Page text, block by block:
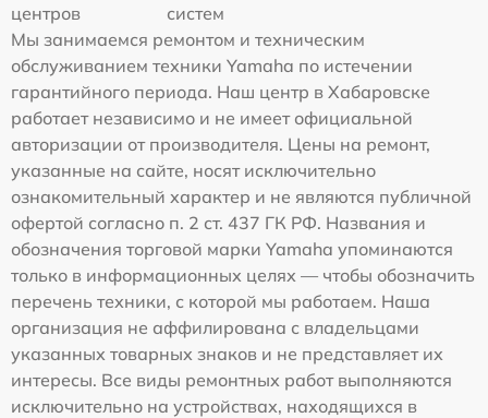
центров
систем
Мы занимаемся ремонтом и техническим
обслуживанием техники Yamaha по истечении
гарантийного периода. Наш центр в Хабаровске
работает независимо и не имеет официальной
авторизации от производителя. Цены на ремонт,
указанные на сайте, носят исключительно
ознакомительный характер и не являются публичной
офертой согласно п. 2 ст. 437 ГК РФ. Названия и
обозначения торговой марки Yamaha упоминаются
только в информационных целях — чтобы обозначить
перечень техники, с которой мы работаем. Наша
организация не аффилирована с владельцами
указанных товарных знаков и не представляет их
интересы. Все виды ремонтных работ выполняются
исключительно на устройствах, находящихся в